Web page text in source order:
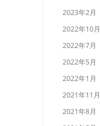
2023年2月
2022年10月
2022年7月
2022年5月
2022年1月
2021年11月
2021年8月